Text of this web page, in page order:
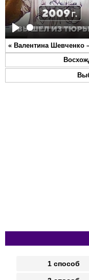
Play
« Валентина Шевченко
1 способ